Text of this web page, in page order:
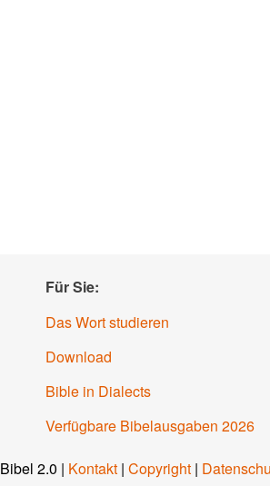
Für Sie:
Das Wort studieren
Download
Bible in Dialects
Verfügbare Bibelausgaben 2026
Bibel 2.0 | Kontakt | Copyright |